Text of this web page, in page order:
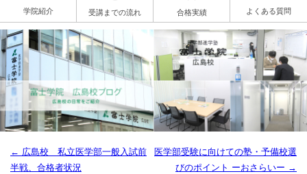
学院紹介 受講までの流れ 合格実績 よくある質問
← 広島校 私立医学部一般入試前
半戦、合格者状況
医学部受験に向けての塾・予備校選
びのポイント ーおさらいー →